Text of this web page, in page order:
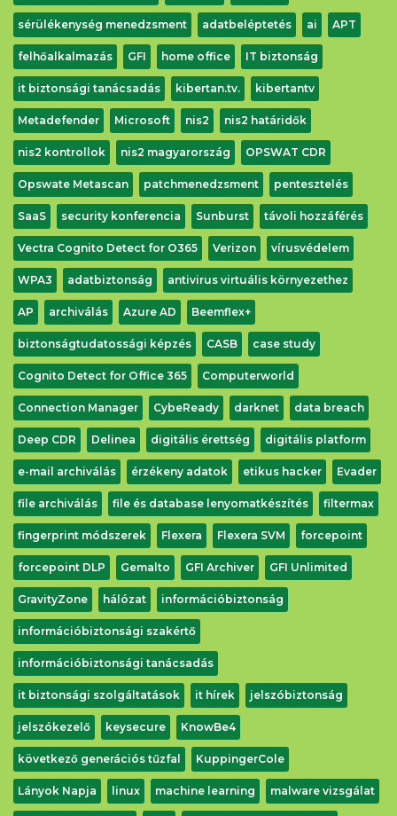
sérülékenység menedzsment adatbeléptetés ai APT
felhőalkalmazás GFI home office IT biztonság
it biztonsági tanácsadás kibertan.tv. kibertantv
Metadefender Microsoft nis2 nis2 határidők
nis2 kontrollok nis2 magyarország OPSWAT CDR
Opswate Metascan patchmenedzsment pentesztelés
SaaS security konferencia Sunburst távoli hozzáférés
Vectra Cognito Detect for O365 Verizon vírusvédelem
WPA3 adatbiztonság antivirus virtuális környezethez
AP archiválás Azure AD Beemflex+
biztonságtudatossági képzés CASB case study
Cognito Detect for Office 365 Computerworld
Connection Manager CybeReady darknet data breach
Deep CDR Delinea digitális érettség digitális platform
e-mail archiválás érzékeny adatok etikus hacker Evader
file archiválás file és database lenyomatkészítés filtermax
fingerprint módszerek Flexera Flexera SVM forcepoint
forcepoint DLP Gemalto GFI Archiver GFI Unlimited
GravityZone hálózat információbiztonság
információbiztonsági szakértő
információbiztonsági tanácsadás
it biztonsági szolgáltatások it hírek jelszóbiztonság
jelszókezelő keysecure KnowBe4
következő generációs tűzfal KuppingerCole
Lányok Napja linux machine learning malware vizsgálat
Letöltés